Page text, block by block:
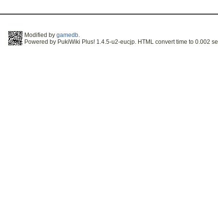
Modified bygamedb.
Powered by PukiWiki Plus! 1.4.5-u2-eucjp. HTML convert time to 0.002